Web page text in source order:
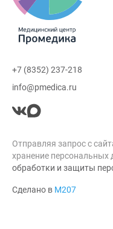
+7 (8352) 237-218
info@pmedica.ru
Отправляя запрос с
хранение персональных
обработки и защиты
Сделано в М207